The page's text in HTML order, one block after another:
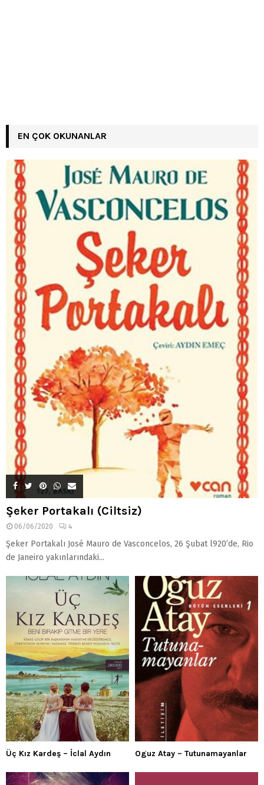
EN ÇOK OKUNANLAR
Şeker Portakalı (Ciltsiz)
06/06/2020 4
Şeker Portakalı José Mauro de Vasconcelos, 26 Şubat l920’de, Rio
de Janeiro yakınlarındaki...
Üç Kız Kardeş – İclal Aydın Oguz Atay – Tutunamayanlar